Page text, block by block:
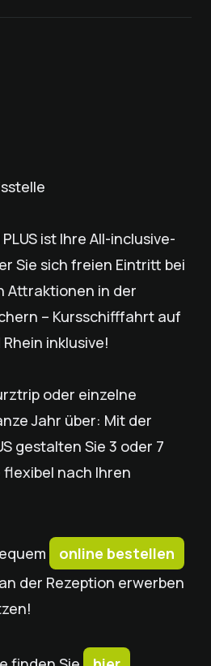
ist Ihre All-inclusive-
Sie sich freien Eintritt bei
Attraktionen in der
– Kursschifffahrt auf
inklusive!
oder einzelne
Jahr über: Mit der
gestalten Sie 3 oder 7
flexibel nach Ihren
online bestellen
der Rezeption erwerben